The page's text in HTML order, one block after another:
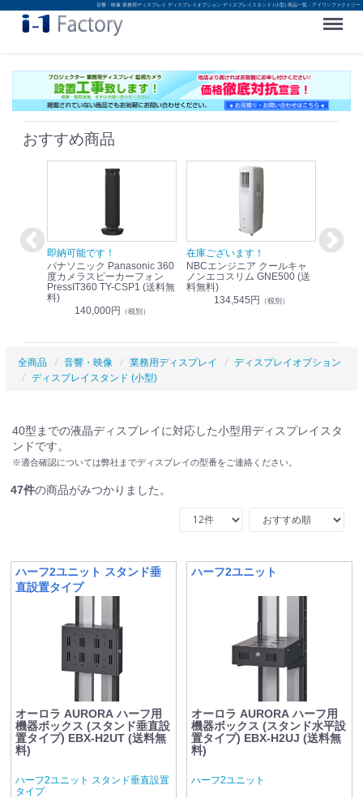
音響・映像 業務用ディスプレイ ディスプレイオプション ディスプレイスタンド (小型) 商品一覧 - アイワンファクトリー
Menu
おすすめ商品
即納可能です！
パナソニック Panasonic 360
度カメラスピーカーフォン
PressIT360 TY-CSP1 (送料無
料)
140,000円 （税別）
在庫ございます！
NBCエンジニア クールキャ
ノンエコスリム GNE500 (送
料無料)
134,545円 （税別）
即納可
全商品 音響・映像 業務用ディスプレイ
ディスプレイオプション
ディスプレイスタンド (小型)
40型までの液晶ディスプレイに対応した小型用ディスプレイスタ
ンドです。
※適合確認については弊社までディスプレイの型番をご連絡ください。
47件の商品がみつかりました。
ハーフ2ユニット スタンド垂
直設置タイプ
オーロラ AURORA ハーフ用
機器ボックス (スタンド垂直設
置タイプ) EBX-H2UT (送料無
料)
ハーフ2ユニット スタンド垂直設置
タイプ
ハーフ2ユニット
オーロラ AURORA ハーフ用
機器ボックス (スタンド水平設
置タイプ) EBX-H2UJ (送料無
料)
ハーフ2ユニット